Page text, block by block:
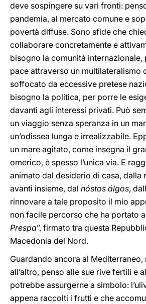
deve sospingere su vari fronti:
pandemia, al mercato comune e
povertà diffuse. Sono sfide che
collaborare concretamente e
bisogno la comunità internazionale,
pace attraverso un multilateralismo
soffocato da eccessive pretese
bisogno la politica, per porre le
davanti agli interessi privati. Può
un viaggio senza speranza in un
un’odissea lunga e irrealizzabile.
un mare agitato, come insegna il
omerico, è spesso l’unica via. E
animato dal desiderio di casa, dalla
avanti insieme, dal nóstos álgos,
rinnovare a tale proposito il mio
non facile percorso che ha portato
Prespa”, firmato tra questa
Macedonia del Nord.
Guardando ancora al Mediterraneo,
all’altro, penso alle sue rive fertili e
potrebbe assurgerne a simbolo:
appena raccolti i frutti e che